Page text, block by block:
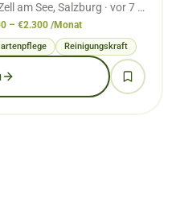
am See, Salzburg · vor 7 Monaten
– €2.300 /Monat
Reinigungskraft